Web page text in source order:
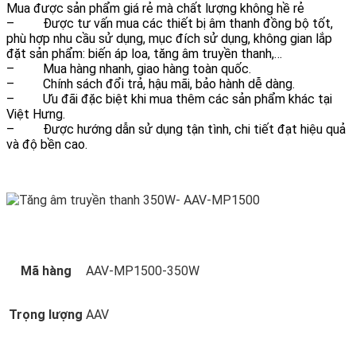
Mua được sản phẩm giá rẻ mà chất lượng không hề rẻ
– Được tư vấn mua các thiết bị âm thanh đồng bộ tốt,
phù hợp nhu cầu sử dụng, mục đích sử dụng, không gian lắp
đặt sản phẩm: biến áp loa, tăng âm truyền thanh,…
– Mua hàng nhanh, giao hàng toàn quốc.
– Chính sách đổi trả, hậu mãi, bảo hành dễ dàng.
– Ưu đãi đặc biệt khi mua thêm các sản phẩm khác tại
Việt Hưng.
– Được hướng dẫn sử dụng tận tình, chi tiết đạt hiệu quả
và độ bền cao.
Mã hàng AAV-MP1500-350W
Trọng lượng AAV